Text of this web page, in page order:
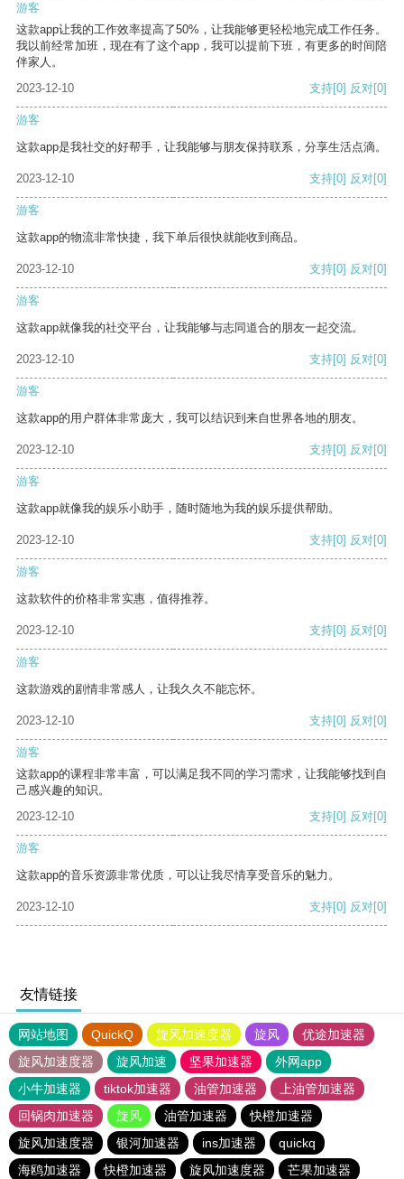
游客
这款app让我的工作效率提高了50%，让我能够更轻松地完成工作任务。
我以前经常加班，现在有了这个app，我可以提前下班，有更多的时间陪
伴家人。
2023-12-10
支持[0] 反对[0]
游客
这款app是我社交的好帮手，让我能够与朋友保持联系，分享生活点滴。
2023-12-10 支持[0] 反对[0]
游客
这款app的物流非常快捷，我下单后很快就能收到商品。
2023-12-10 支持[0] 反对[0]
游客
这款app就像我的社交平台，让我能够与志同道合的朋友一起交流。
2023-12-10 支持[0] 反对[0]
游客
这款app的用户群体非常庞大，我可以结识到来自世界各地的朋友。
2023-12-10 支持[0] 反对[0]
游客
这款app就像我的娱乐小助手，随时随地为我的娱乐提供帮助。
2023-12-10 支持[0] 反对[0]
游客
这款软件的价格非常实惠，值得推荐。
2023-12-10 支持[0] 反对[0]
游客
这款游戏的剧情非常感人，让我久久不能忘怀。
2023-12-10 支持[0] 反对[0]
游客
这款app的课程非常丰富，可以满足我不同的学习需求，让我能够找到自
己感兴趣的知识。
2023-12-10
支持[0] 反对[0]
游客
这款app的音乐资源非常优质，可以让我尽情享受音乐的魅力。
2023-12-10 支持[0] 反对[0]
友情链接
网站地图 QuickQ 旋风加速度器 旋风
优途加速器
旋风加速度器
旋风加速 坚果加速器
外网app
小牛加速器
tiktok加速器 油管加速器
上油管加速器
回锅肉加速器
旋风 油管加速器
快橙加速器
旋风加速度器
银河加速器 ins加速器
quickq
海鸥加速器
快橙加速器 旋风加速度器 芒果加速器